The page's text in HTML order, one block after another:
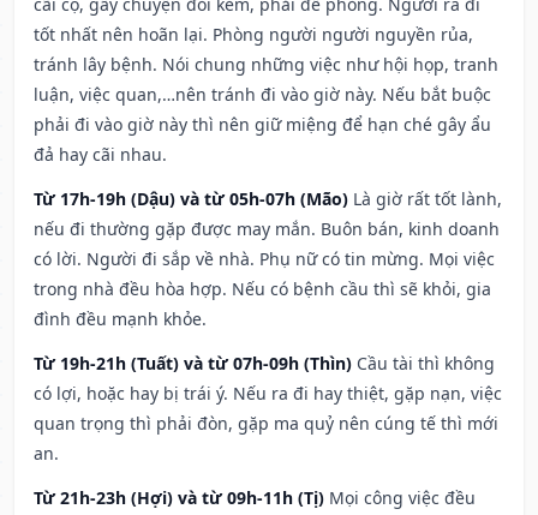
tốt nhất nên hoãn lại. Phòng người người nguyền rủa,
tránh lây bệnh. Nói chung những việc như hội họp, tranh
luận, việc quan,…nên tránh đi vào giờ này. Nếu bắt buộc
phải đi vào giờ này thì nên giữ miệng để hạn ché gây ẩu
đả hay cãi nhau.
Từ 17h-19h (Dậu) và từ 05h-07h (Mão) Là giờ rất tốt lành,
nếu đi thường gặp được may mắn. Buôn bán, kinh doanh
có lời. Người đi sắp về nhà. Phụ nữ có tin mừng. Mọi việc
trong nhà đều hòa hợp. Nếu có bệnh cầu thì sẽ khỏi, gia
đình đều mạnh khỏe.
Từ 19h-21h (Tuất) và từ 07h-09h (Thìn) Cầu tài thì không
có lợi, hoặc hay bị trái ý. Nếu ra đi hay thiệt, gặp nạn, việc
quan trọng thì phải đòn, gặp ma quỷ nên cúng tế thì mới
an.
Từ 21h-23h (Hợi) và từ 09h-11h (Tị) Mọi công việc đều